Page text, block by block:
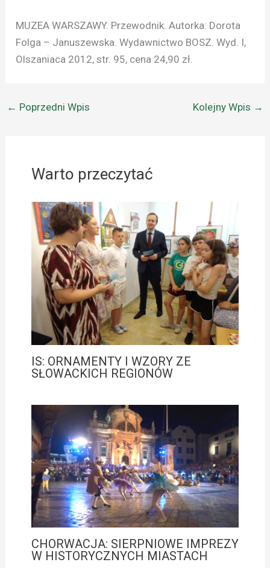
MUZEA WARSZAWY. Przewodnik. Autorka: Dorota
Folga – Januszewska. Wydawnictwo BOSZ. Wyd. I,
Olszaniaca 2012, str. 95, cena 24,90 zł.
← Poprzedni Wpis Kolejny Wpis →
Warto przeczytać
IS: ORNAMENTY I WZORY ZE
SŁOWACKICH REGIONÓW
CHORWACJA: SIERPNIOWE IMPREZY
W HISTORYCZNYCH MIASTACH